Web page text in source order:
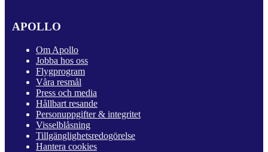
APOLLO
Om Apollo
Jobba hos oss
Flygprogram
Våra resmål
Press och media
Hållbart resande
Personuppgifter & integritet
Visselblåsning
Tillgänglighetsredogörelse
Hantera cookies